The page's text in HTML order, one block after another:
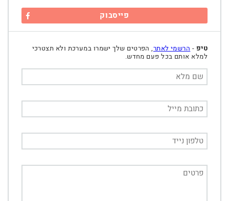
פייסבוק
טיפ - הרשמי לאתר, הפרטים שלך ישמרו במערכת ולא תצטרכי
למלא אותם בכל פעם מחדש.